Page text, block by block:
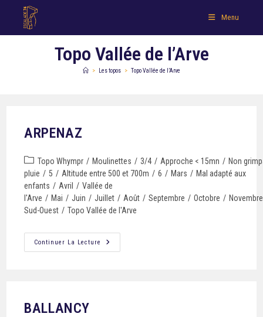
Menu
Topo Vallée de l’Arve
> Les topos > Topo Vallée de l’Arve
ARPENAZ
Topo Whympr / Moulinettes / 3/4 / Approche < 15mn / Non
pluie / 5 / Altitude entre 500 et 700m / 6 / Mars / Mal adapté aux
enfants / Avril / Vallée de
l'Arve / Mai / Juin / Juillet / Août / Septembre / Octobre / Novembre
Sud-Ouest / Topo Vallée de l'Arve
Continuer La Lecture
BALLANCY